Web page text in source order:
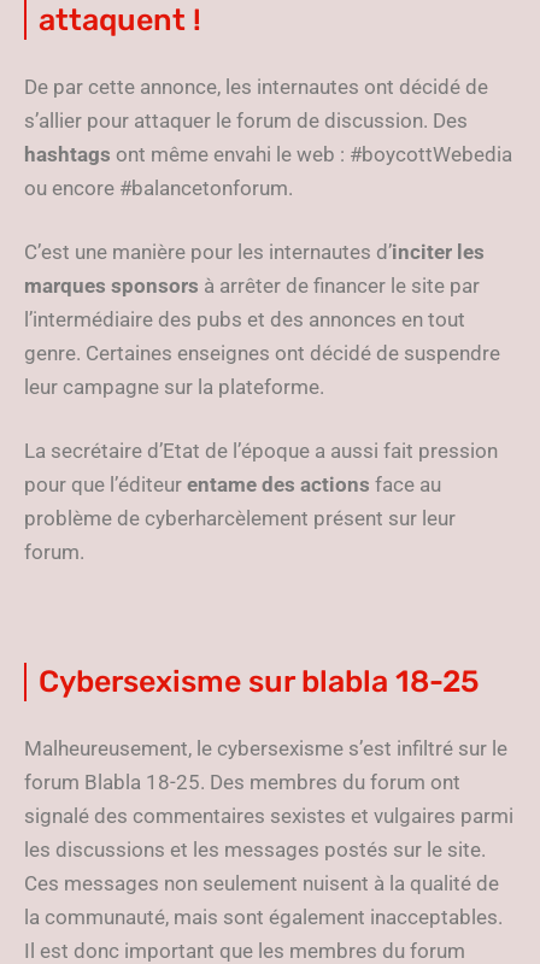
attaquent !
De par cette annonce, les internautes ont décidé de
s’allier pour attaquer le forum de discussion. Des
hashtags ont même envahi le web : #boycottWebedia
ou encore #balancetonforum.
C’est une manière pour les internautes d’inciter les
marques sponsors à arrêter de financer le site par
l’intermédiaire des pubs et des annonces en tout
genre. Certaines enseignes ont décidé de suspendre
leur campagne sur la plateforme.
La secrétaire d’Etat de l’époque a aussi fait pression
pour que l’éditeur entame des actions face au
problème de cyberharcèlement présent sur leur
forum.
Cybersexisme sur blabla 18-25
Malheureusement, le cybersexisme s’est infiltré sur le
forum Blabla 18-25. Des membres du forum ont
signalé des commentaires sexistes et vulgaires parmi
les discussions et les messages postés sur le site.
Ces messages non seulement nuisent à la qualité de
la communauté, mais sont également inacceptables.
Il est donc important que les membres du forum